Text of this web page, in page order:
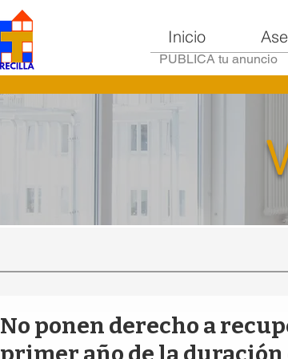
Inicio
PUBLICA tu anuncio
No ponen derecho a